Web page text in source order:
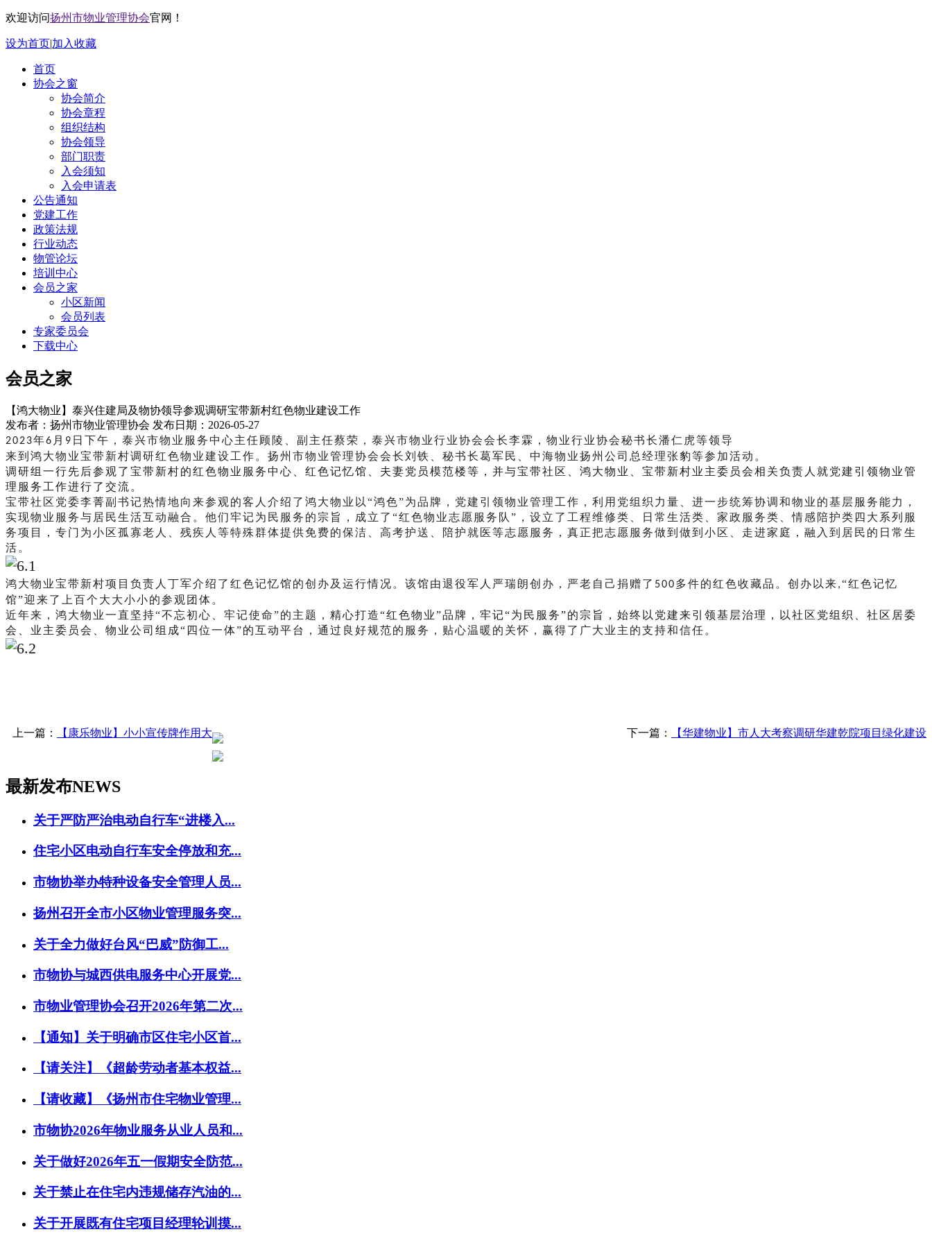
欢迎访问扬州市物业管理协会官网！
设为首页|加入收藏
首页
协会之窗
协会简介
协会章程
组织结构
协会领导
部门职责
入会须知
入会申请表
公告通知
党建工作
政策法规
行业动态
物管论坛
培训中心
会员之家
小区新闻
会员列表
专家委员会
下载中心
会员之家
【鸿大物业】泰兴住建局及物协领导参观调研宝带新村红色物业建设工作
发布者：扬州市物业管理协会 发布日期：2026-05-27
2023年6 月 9 日下午，泰兴市物业服务中心主任顾陵、副主任蔡荣，泰兴市物业行业协会会长李霖，物业行业协会秘书长潘仁虎等领导
来到鸿大物业宝带新村调研红色物业建设工作。扬州市物业管理协会会长刘铁、秘书长葛军民、中海物业扬州公司总经理张豹等参加活动。
调研组一行先后参观了宝带新村的红色物业服务中心、红色记忆馆、夫妻党员模范楼等，并与宝带社区、鸿大物业、宝带新村业主委员会相关负责人就党建引领物业管
理服务工作进行了交流。
宝带社区党委李菁副书记热情地向来参观的客人介绍了鸿大物业以“鸿色”为品牌，党建引领物业管理工作，利用党组织力量、进一步统筹协调和物业的基层服务能力，
实现物业服务与居民生活互动融合。他们牢记为民服务的宗旨，成立了“红色物业志愿服务队”，设立了工程维修类、日常生活类、家政服务类、情感陪护类四大系列服
务项目，专门为小区孤寡老人、残疾人等特殊群体提供免费的保洁、高考护送、陪护就医等志愿服务，真正把志愿服务做到做到小区、走进家庭，融入到居民的日常生
活。
鸿大物业宝带新村项目负责人丁军介绍了红色记忆馆的创办及运行情况。该馆由退役军人严瑞朗创办，严老自己捐赠了 500多件的红色收藏品。创办以来,“红色记忆
馆”迎来了上百个大大小小的参观团体。
近年来，鸿大物业一直坚持“不忘初心、牢记使命”的主题， 精心打造“红色物业”品牌，牢记“为民服务”的宗旨，始终以党建来引领基层治理，以社区党组织、社区居委
会、业主委员会、物业公司组成“四位一体”的互动平台，通过 良好规范的服务，贴心温暖的关怀，赢得了广大业主的支持和信任。
上一篇： 【康乐物业】小小宣传牌作用大 下一篇： 【华建物业】市人大考察调研华建乾院项目绿化建设
最新发布NEWS
关于严防严治电动自行车“进楼入...
住宅小区电动自行车安全停放和充...
市物协举办特种设备安全管理人员...
扬州召开全市小区物业管理服务突...
关于全力做好台风“巴威”防御工...
市物协与城西供电服务中心开展党...
市物业管理协会召开2026年第二次...
【通知】关于明确市区住宅小区首...
【请关注】《超龄劳动者基本权益...
【请收藏】《扬州市住宅物业管理...
市物协2026年物业服务从业人员和...
关于做好2026年五一假期安全防范...
关于禁止在住宅内违规储存汽油的...
关于开展既有住宅项目经理轮训摸...